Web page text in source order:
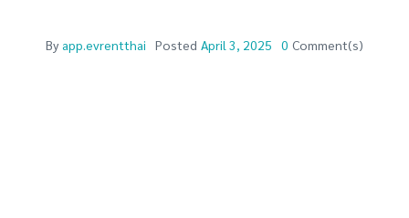
By app.evrentthai Posted April 3, 2025 0 Comment(s)